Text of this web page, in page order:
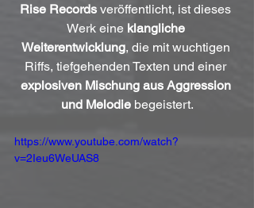
Rise Records veröffentlicht, ist dieses
Werk eine klangliche
Weiterentwicklung, die mit wuchtigen
Riffs, tiefgehenden Texten und einer
explosiven Mischung aus Aggression
und Melodie begeistert.
https://www.youtube.com/watch?
v=2Ieu6WeUAS8